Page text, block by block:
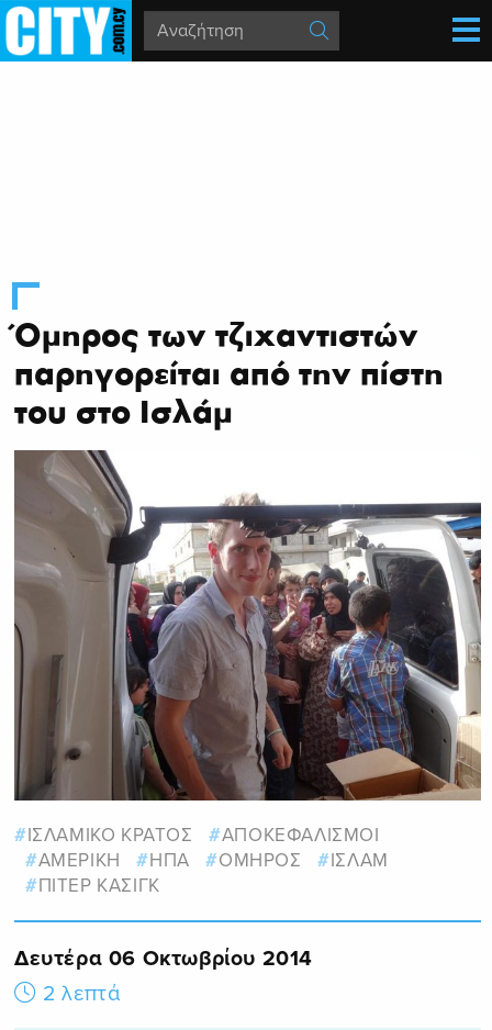
Όμηρος των τζιχαντιστών
παρηγορείται από την πίστη
του στο Ισλάμ
ΙΣΛΑΜΙΚΟ ΚΡΑΤΟΣ
ΑΠΟΚΕΦΑΛΙΣΜΟΙ
ΑΜΕΡΙΚΗ
ΗΠΑ ΟΜΗΡΟΣ
ΙΣΛΑΜ
ΠΙΤΕΡ ΚΑΣΙΓΚ
Δευτέρα 06 Οκτωβρίου 2014
2 λεπτά